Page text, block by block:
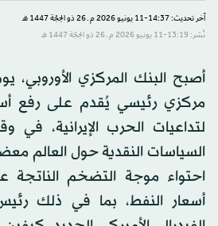
آخر تحديث: 14:37-11 يونيو 2026 م ـ 26 ذو الحِجّة 1447 هـ
نُشر: 13:19-11 يونيو 2026 م ـ 26 ذو الحِجّة 1447 هـ
أصبح البنك المركزي الأوروبي،
مركزي رئيسي يُقدم على رفع
لتداعيات الحرب الإيرانية،
السياسات النقدية حول العالم
احتواء موجة التضخم الناتجة
أسعار النفط، بما في ذلك